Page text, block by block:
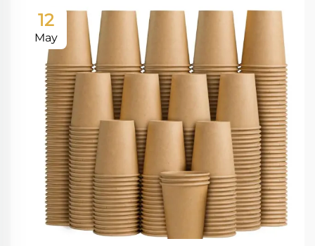
12
May